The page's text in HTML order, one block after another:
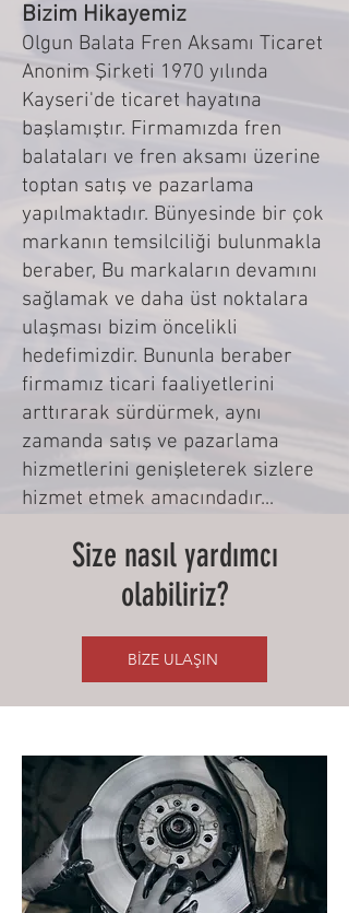
Bizim Hikayemiz
Olgun Balata Fren Aksamı Ticaret
Anonim Şirketi 1970 yılında
Kayseri'de ticaret hayatına
başlamıştır. Firmamızda fren
balataları ve fren aksamı üzerine
toptan satış ve pazarlama
yapılmaktadır. Bünyesinde bir çok
markanın temsilciliği bulunmakla
beraber, Bu markaların devamını
sağlamak ve daha üst noktalara
ulaşması bizim öncelikli
hedefimizdir. Bununla beraber
firmamız ticari faaliyetlerini
arttırarak sürdürmek, aynı
zamanda satış ve pazarlama
hizmetlerini genişleterek sizlere
hizmet etmek amacındadır...
Size nasıl yardımcı
olabiliriz?
BİZE ULAŞIN